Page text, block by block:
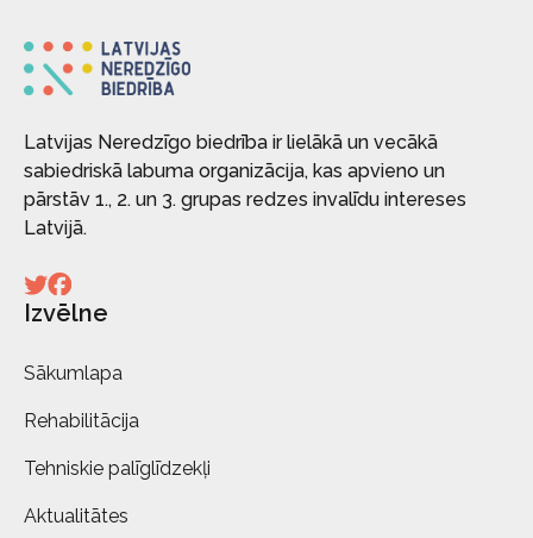
Latvijas Neredzīgo biedrība ir lielākā un vecākā
sabiedriskā labuma organizācija, kas apvieno un
pārstāv 1., 2. un 3. grupas redzes invalīdu intereses
Latvijā.
Izvēlne
Sākumlapa
Rehabilitācija
Tehniskie palīglīdzekļi
Aktualitātes